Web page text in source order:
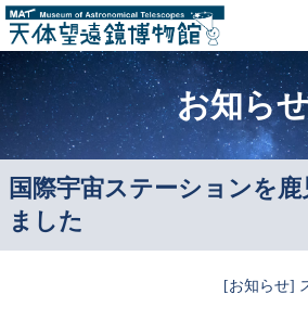
お知らせ
国際宇宙ステーションを
ました
[お知らせ]